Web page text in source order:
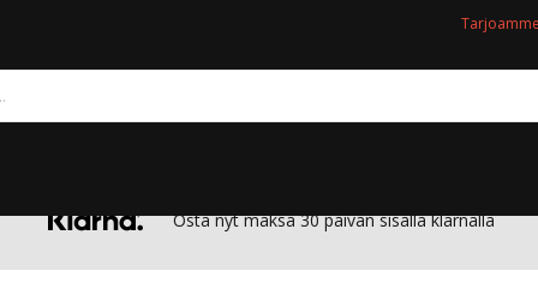
Osta nyt maksa 30 päivän sisällä klarnalla